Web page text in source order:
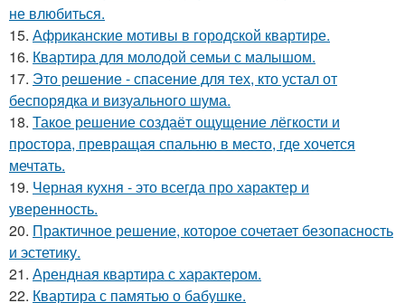
не влюбиться.
15. Африканские мотивы в городской квартире.
16. Квартира для молодой семьи с малышом.
17. Это решение - спасение для тех, кто устал от
беспорядка и визуального шума.
18. Такое решение создаёт ощущение лёгкости и
простора, превращая спальню в место, где хочется
мечтать.
19. Черная кухня - это всегда про характер и
уверенность.
20. Практичное решение, которое сочетает безопасность
и эстетику.
21. Арендная квартира с характером.
22. Квартира с памятью о бабушке.